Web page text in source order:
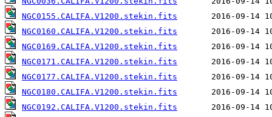
NGC0155.CALIFA.V1200.stekin.fits
NGC0160.CALIFA.V1200.stekin.fits
NGC0169.CALIFA.V1200.stekin.fits
NGC0171.CALIFA.V1200.stekin.fits
NGC0177.CALIFA.V1200.stekin.fits
NGC0180.CALIFA.V1200.stekin.fits
NGC0192.CALIFA.V1200.stekin.fits